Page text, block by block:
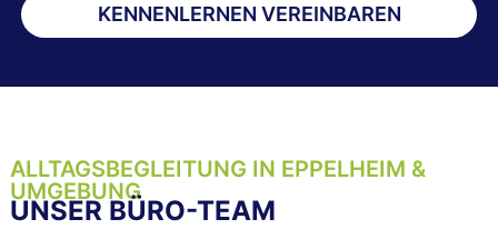
KENNENLERNEN VEREINBAREN
ALLTAGSBEGLEITUNG IN EPPELHEIM &
UMGEBUNG
UNSER BÜRO-TEAM